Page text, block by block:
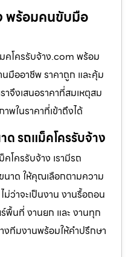
พร้อมคนขับมือ
คโครรับจ้าง.com พร้อม
มืออาชีพ ราคาถูก และคุ้ม
จึงเสนอราคาที่สมเหตุสม
พในราคาที่เข้าถึงได้
ด รถแม็คโครรับจ้าง
โครรับจ้าง เรามีรถ
นาด ให้คุณเลือกตามความ
ว่าจะเป็นงาน งานรื้อถอน
พื้นที่ งานยก และ งานทุก
งทีมงานพร้อมให้คำปรึกษา